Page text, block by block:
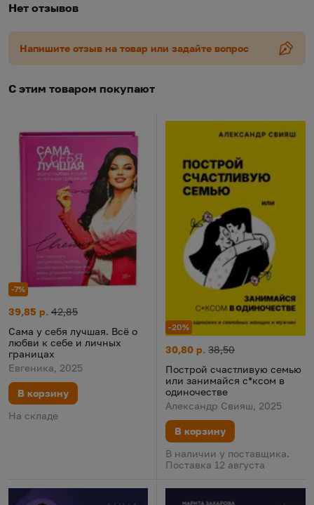
Нет отзывов
Напишите отзыв на товар или задайте вопрос
С этим товаром покупают
-7%
Сама у себя лучшая. Всё о любви к себе и личных границах
Цена:
39,85 р.
Старая цена:
42,85
Сама у себя лучшая. Всё о
любви к себе и личных
границах
Евгеника, 2025
В корзину
На складе
-20%
Построй счастливую семью
Цена:
30,80 р.
Старая цена:
38,50
Построй счастливую семью
или занимайся с*ксом в
одиночестве
Александр Свияш, 2025
В корзину
В наличии у поставщика.
Поставка 12 августа